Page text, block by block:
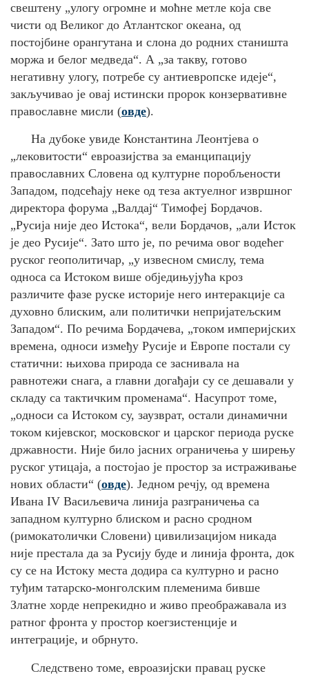
свештену „улогу огромне и моћне метле која све
чисти од Великог до Атлантског океана, од
постојбине орангутана и слона до родних станишта
моржа и белог медведа“. А „за такву, готово
негативну улогу, потребе су антиевропске идеје“,
закључивао је овај истински пророк конзервативне
православне мисли (овде).
На дубоке увиде Константина Леонтјева о
„лековитости“ евроазијства за еманципацију
православних Словена од културне поробљености
Западом, подсећају неке од теза актуелног извршног
директора форума „Валдај“ Тимофеј Бордачов.
„Русија није део Истока“, вели Бордачов, „али Исток
је део Русије“. Зато што је, по речима овог водећег
руског геополитичар, „у извесном смислу, тема
односа са Истоком више обједињујућа кроз
различите фазе руске историје него интеракције са
духовно блиским, али политички непријатељским
Западом“. По речима Бордачева, „током империјских
времена, односи између Русије и Европе постали су
статични: њихова природа се заснивала на
равнотежи снага, а главни догађаји су се дешавали у
складу са тактичким променама“. Насупрот томе,
„односи са Истоком су, заузврат, остали динамични
током кијевског, московског и царског периода руске
државности. Није било јасних ограничења у ширењу
руског утицаја, а постојао је простор за истраживање
нових области“ (овде). Једном речју, од времена
Ивана IV Васиљевича линија разграничења са
западном културно блиском и расно сродном
(римокатолички Словени) цивилизацијом никада
није престала да за Русију буде и линија фронта, док
су се на Истоку места додира са културно и расно
туђим татарско-монголским племенима бивше
Златне хорде непрекидно и живо преображавала из
ратног фронта у простор коегзистенције и
интеграције, и обрнуто.
Следствено томе, евроазијски правац руске